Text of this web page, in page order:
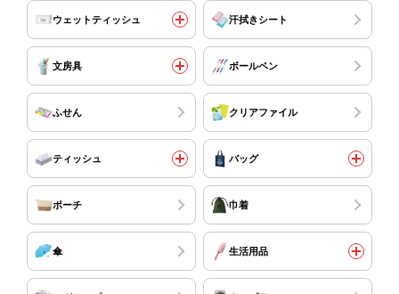
ウェットティッシュ 汗拭きシート
文房具 ボールペン
ふせん クリアファイル
ティッシュ バッグ
ポーチ 巾着
傘 生活用品